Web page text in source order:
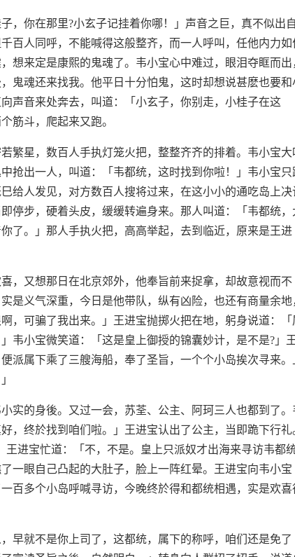
，你在那里?小玄子记挂着你哪！」声音之巨，真不似出
百人同呼，不能喊得这般整齐，而一人呼叫，任他内力如
想来定是康熙的鬼魂了。韦小宝心中难过，眼泪夺眶而出
鬼魂还来找我。他平日十分怕鬼，这时却想说甚麽也要和
声音来处奔去，叫道：「小玄子，你别走，小桂子在这
筋斗，爬起来又跑。
繁星，数百人手执灯笼火把，整整齐齐的排着。韦小宝大
抢出一人，叫道：「韦都统，这时找到你啦！」韦小宝只
给人发见，对方数百人搜将过来，在这小小的通吃岛上决
停步，硬着头皮，缓缓转遍身来。那人叫道：「韦都统，
了。」那人手执火把，高高举起，去到临近，原来是王进
，又想那日在北京郊外，他奉旨前来捉拿，却故意视而不
是义气深重，今日是他带队，纵有凶险，也还有商量余地
，可骗了我出来。」王进宝抛掷火把在地，躬身说道：「
韦小宝微笑道：「这是皇上御授的锦囊妙计，是不是?」
派属下乘了三艘海船，奉了圣旨，一个个小岛挨次寻来。
实的身後。又过一会，苏荃、公主、阿珂三人也都到了。
，终於找到咱们啦。」王进宝认出了公主，当即跪下行礼
进宝忙道：「不，不是。皇上只派奴才出海来寻访韦都统
一眼自己凸起的大肚子，脸上一阵红晕。王进宝向韦小宝
百多个小岛呼喊寻访，今晚终於得和都统相遇，实是欢喜
早就不是你上司了，这都统，属下的称呼，咱们还是免了